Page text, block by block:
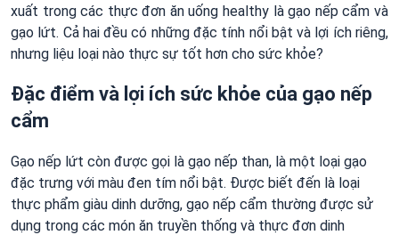
xuất trong các thực đơn ăn uống healthy là gạo nếp cẩm và
gạo lứt. Cả hai đều có những đặc tính nổi bật và lợi ích riêng,
nhưng liệu loại nào thực sự tốt hơn cho sức khỏe?
Đặc điểm và lợi ích sức khỏe của gạo nếp
cẩm
Gạo nếp lứt còn được gọi là gạo nếp than, là một loại gạo
đặc trưng với màu đen tím nổi bật. Được biết đến là loại
thực phẩm giàu dinh dưỡng, gạo nếp cẩm thường được sử
dụng trong các món ăn truyền thống và thực đơn dinh